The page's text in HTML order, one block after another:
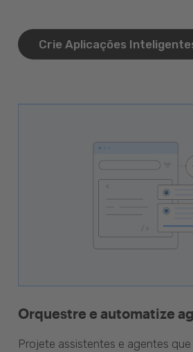
Crie Aplicações
Orquestre e automatize
Projete assistentes e agentes